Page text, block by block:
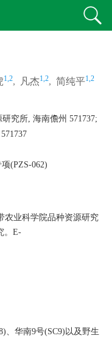
1,2, 凡杰1,2, 简纯平1,2
究所, 海南儋州 571737;
(PZS-062)
农业科学院品种资源研究
。E-
、华南9号(SC9)以及野生